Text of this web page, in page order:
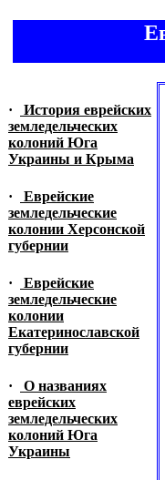
·
История еврейских
земледельческих
колоний Юга
Украины и Крыма
·
Еврейские
земледельческие
колонии Херсонской
губернии
·
Еврейские
земледельческие
колонии
Екатеринославской
губернии
·
О названиях
еврейских
земледельческих
колоний Юга
Украины